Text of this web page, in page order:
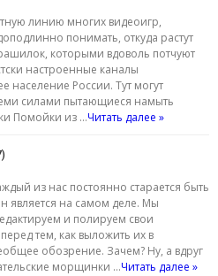
линию многих видеоигр,
понимать, откуда растут
которыми вдоволь потчуют
настроенные каналы
России. Тут могут
силами пытающиеся намыть
Помойки из …Читать далее »
из нас постоянно старается быть
является на самом деле. Мы
и полируем свои
тем, как выложить их в
обозрение. Зачем? Ну, а вдруг
морщинки …Читать далее »